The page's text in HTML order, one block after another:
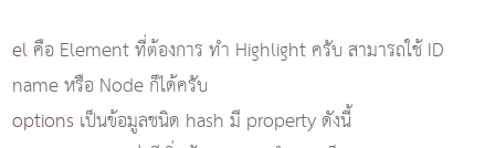
elคือ Element ที่ต้องการ ทำ Highlight ครับ สามารถใช้ ID
name หรือ Node ก็ได้ครับ
options เป็นข้อมูลชนิด hash มี property ดังนี้